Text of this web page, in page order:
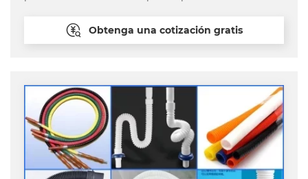
Obtenga una cotización gratis